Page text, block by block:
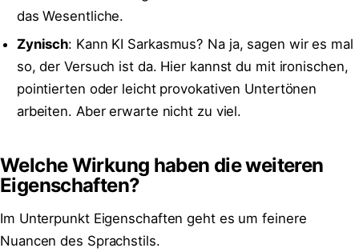
das Wesentliche.
Zynisch: Kann KI Sarkasmus? Na ja, sagen wir es mal
so, der Versuch ist da. Hier kannst du mit ironischen,
pointierten oder leicht provokativen Untertönen
arbeiten. Aber erwarte nicht zu viel.
Welche Wirkung haben die weiteren
Eigenschaften?
Im Unterpunkt Eigenschaften geht es um feinere
Nuancen des Sprachstils.